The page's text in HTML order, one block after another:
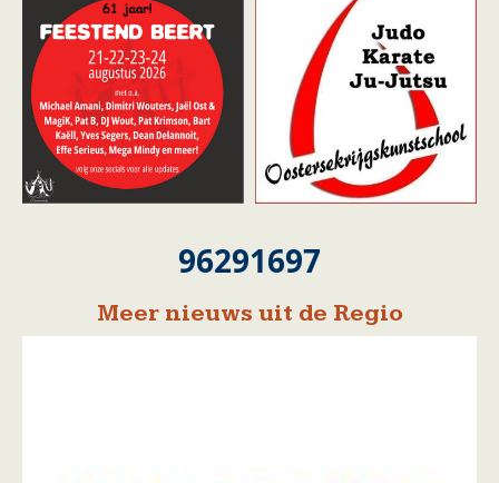
96291697
Meer nieuws uit de Regio